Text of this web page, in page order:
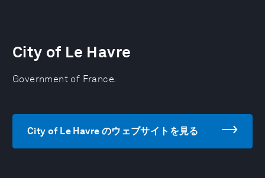
City of Le Havre
Government of France.
City of Le Havre のウェブサイトを見る